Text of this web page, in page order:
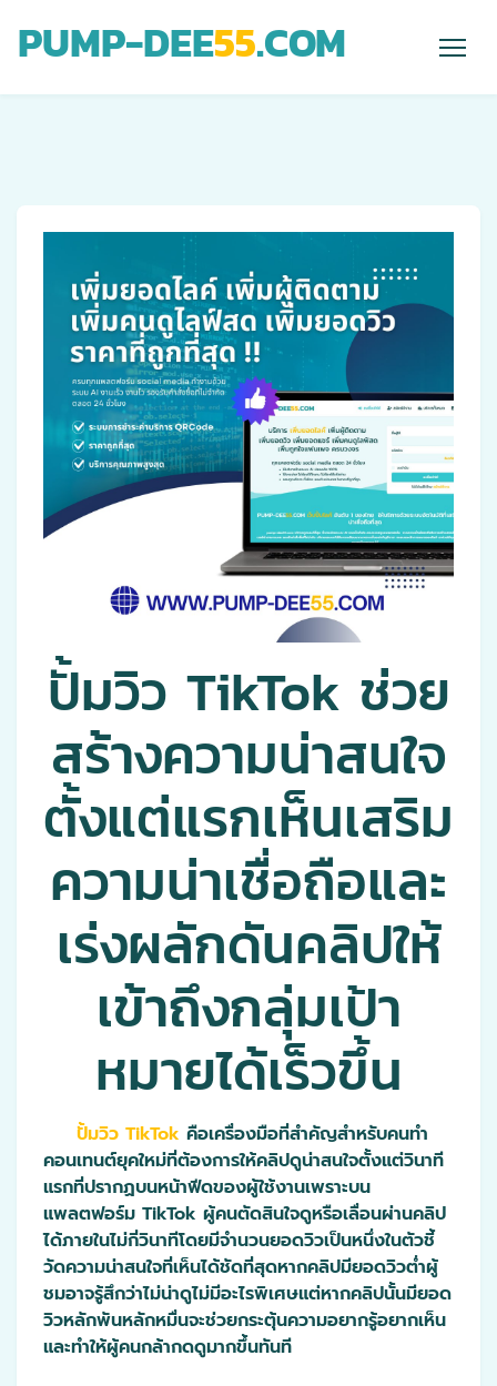
PUMP-DEE55.COM
ปั้มวิว TikTok ช่วย
สร้างความน่าสนใจ
ตั้งแต่แรกเห็นเสริม
ความน่าเชื่อถือและ
เร่งผลักดันคลิปให้
เข้าถึงกลุ่มเป้า
หมายได้เร็วขึ้น
ปั้มวิว TikTok คือเครื่องมือที่สำคัญสำหรับคนทำ
คอนเทนต์ยุคใหม่ที่ต้องการให้คลิปดูน่าสนใจตั้งแต่วินาที
แรกที่ปรากฏบนหน้าฟีดของผู้ใช้งานเพราะบน
แพลตฟอร์ม TikTok ผู้คนตัดสินใจดูหรือเลื่อนผ่านคลิป
ได้ภายในไม่กี่วินาทีโดยมีจำนวนยอดวิวเป็นหนึ่งในตัวชี้
วัดความน่าสนใจที่เห็นได้ชัดที่สุดหากคลิปมียอดวิวต่ำผู้
ชมอาจรู้สึกว่าไม่น่าดูไม่มีอะไรพิเศษแต่หากคลิปนั้นมียอด
วิวหลักพันหลักหมื่นจะช่วยกระตุ้นความอยากรู้อยากเห็น
และทำให้ผู้คนกล้ากดดูมากขึ้นทันที